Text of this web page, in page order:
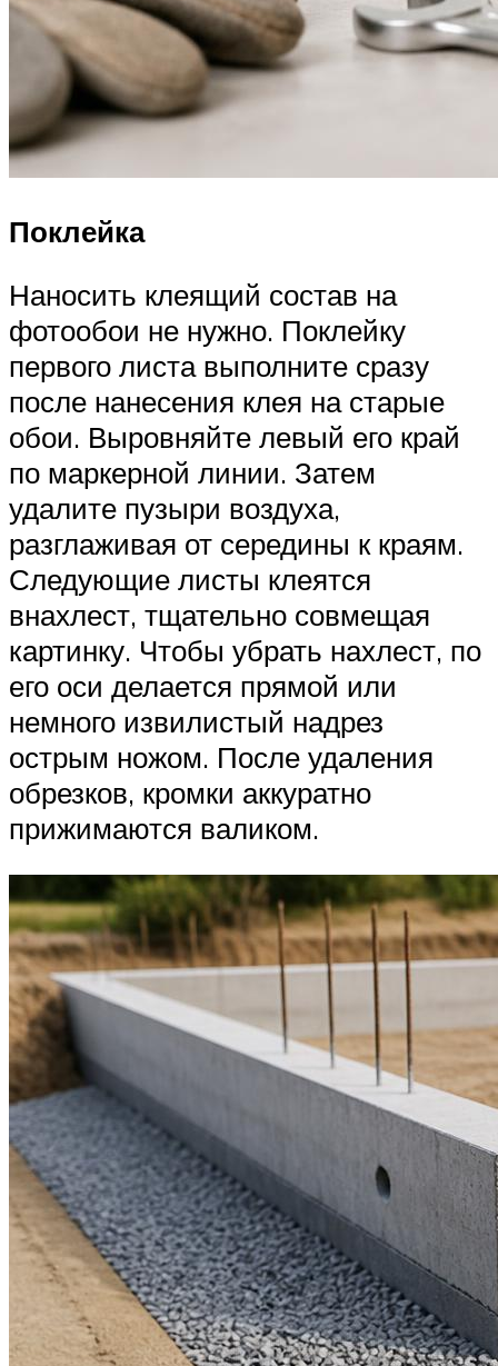
Поклейка
Наносить клеящий состав на
фотообои не нужно. Поклейку
первого листа выполните сразу
после нанесения клея на старые
обои. Выровняйте левый его край
по маркерной линии. Затем
удалите пузыри воздуха,
разглаживая от середины к краям.
Следующие листы клеятся
внахлест, тщательно совмещая
картинку. Чтобы убрать нахлест, по
его оси делается прямой или
немного извилистый надрез
острым ножом. После удаления
обрезков, кромки аккуратно
прижимаются валиком.